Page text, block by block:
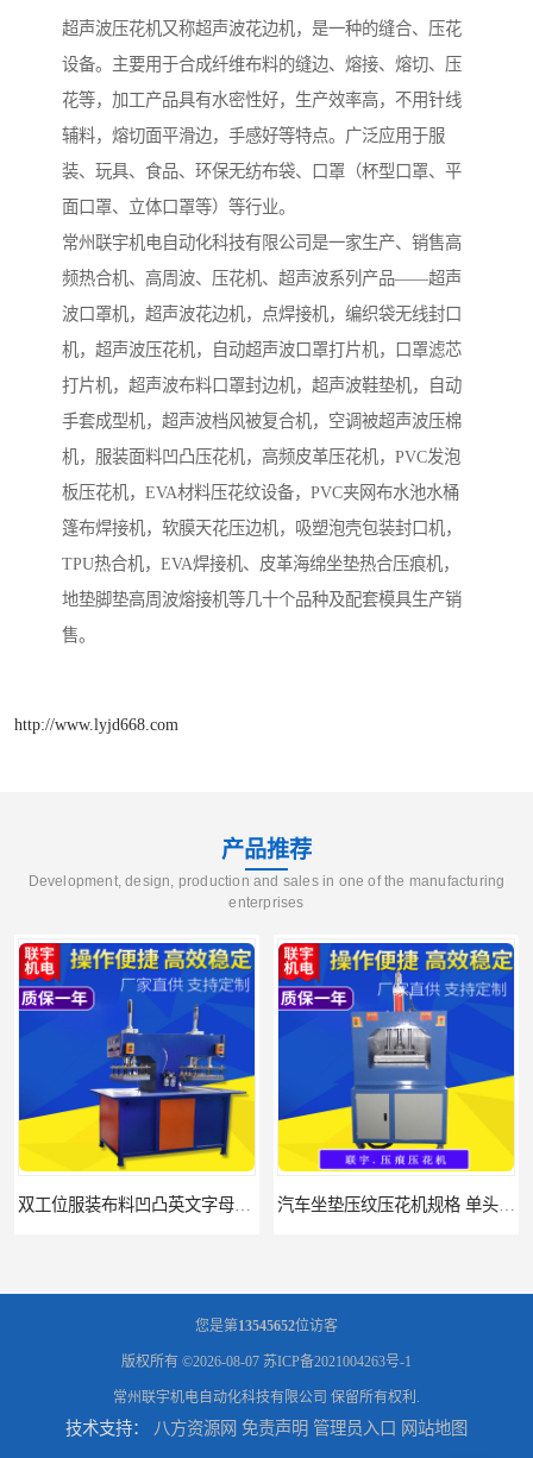
超声波压花机又称超声波花边机，是一种的缝合、压花
设备。主要用于合成纤维布料的缝边、熔接、熔切、压
花等，加工产品具有水密性好，生产效率高，不用针线
辅料，熔切面平滑边，手感好等特点。广泛应用于服
装、玩具、食品、环保无纺布袋、口罩（杯型口罩、平
面口罩、立体口罩等）等行业。
常州联宇机电自动化科技有限公司是一家生产、销售高
频热合机、高周波、压花机、超声波系列产品——超声
波口罩机，超声波花边机，点焊接机，编织袋无线封口
机，超声波压花机，自动超声波口罩打片机，口罩滤芯
打片机，超声波布料口罩封边机，超声波鞋垫机，自动
手套成型机，超声波档风被复合机，空调被超声波压棉
机，服装面料凹凸压花机，高频皮革压花机，PVC发泡
板压花机，EVA材料压花纹设备，PVC夹网布水池水桶
篷布焊接机，软膜天花压边机，吸塑泡壳包装封口机，
TPU热合机，EVA焊接机、皮革海绵坐垫热合压痕机，
地垫脚垫高周波熔接机等几十个品种及配套模具生产销
售。
http://www.lyjd668.com
产品推荐
Development, design, production and sales in one of the manufacturing
enterprises
浙江布料凹凸4d压纹机生产厂家 服装凹凸4d压纹植胶机 经济实惠
您是第13545652位访客
版权所有 ©2026-08-07 苏ICP备2021004263号-1
常州联宇机电自动化科技有限公司 保留所有权利.
技术支持： 八方资源网 免责声明 管理员入口 网站地图